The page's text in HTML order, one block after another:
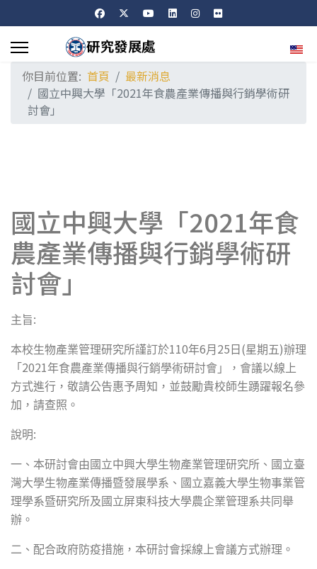
選擇
你目前位置: 首頁
最新消息
國立中興大學「2021年食農產業傳播與行銷學術研
討會」
國立中興大學「2021年食
農產業傳播與行銷學術研
討會」
主旨:
本校生物產業管理研究所謹訂於110年6月 25 日 (星期五)辦理
「 2021年食農產業傳播與行銷學術研討會」，會議以線上
方式進行，敬請公告惠予周知，並鼓勵貴校師生踴躍報名參
加，請查照。
說明:
一、本研討會由國立中興大學生物產業管理研究所、國立臺
灣大學生物產業傳播暨發展學系、國立嘉義大學生物事業管
理學系暨研究所及國立屏東科技大學農企業管理系共同舉
辦。
二、配合政府防疫措施，本研討會採線上會議方式辦理。